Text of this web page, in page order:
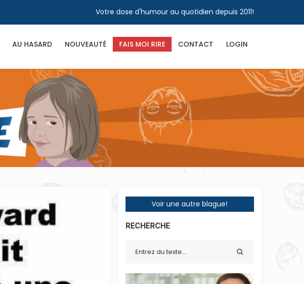
Votre dose d'humour au quotidien depuis 2011!
AU HASARD NOUVEAUTÉ FAIS MOI RIRE CONTACT LOGIN
Voir une autre blague!
RECHERCHE